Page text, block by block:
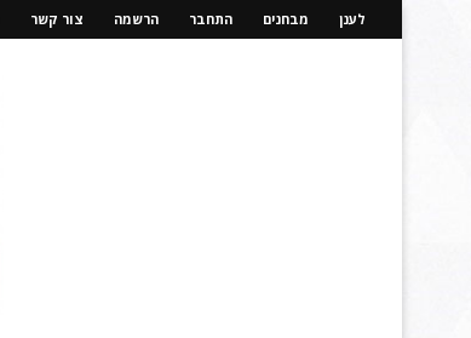
לענן מבחנים התחבר הרשמה צור קשר